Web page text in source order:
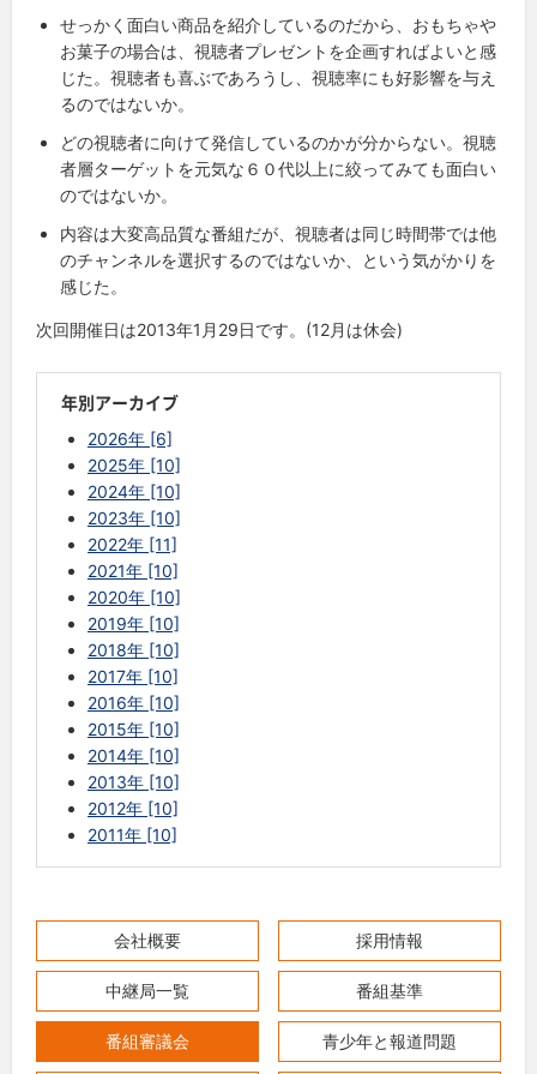
会社概要 採用情報
中継局一覧 番組基準
番組審議会 青少年と報道問題
せっかく面白い商品を紹介しているのだから、おもちゃや
お菓子の場合は、視聴者プレゼントを企画すればよいと感
じた。視聴者も喜ぶであろうし、視聴率にも好影響を与え
るのではないか。
どの視聴者に向けて発信しているのかが分からない。視聴
者層ターゲットを元気な６０代以上に絞ってみても面白い
のではないか。
内容は大変高品質な番組だが、視聴者は同じ時間帯では他
のチャンネルを選択するのではないか、という気がかりを
感じた。
次回開催日は2013年1月29日です。(12月は休会)
年別アーカイブ
2026年 [6]
2025年 [10]
2024年 [10]
2023年 [10]
2022年 [11]
2021年 [10]
2020年 [10]
2019年 [10]
2018年 [10]
2017年 [10]
2016年 [10]
2015年 [10]
2014年 [10]
2013年 [10]
2012年 [10]
2011年 [10]